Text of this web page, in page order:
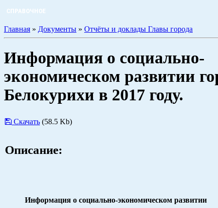
СПРАВОЧНОЕ
Главная » Документы » Отчёты и доклады Главы города
Информация о социально-
экономическом развитии
Белокурихи в 2017 году.
Скачать (58.5 Kb)
Описание:
Информация о социально-экономическом развитии